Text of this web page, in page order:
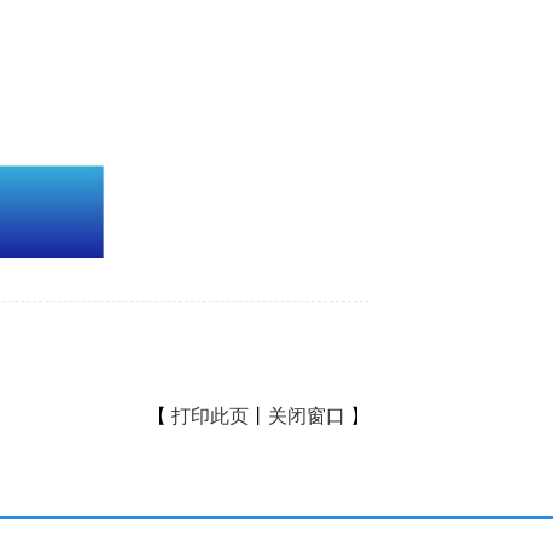
【 打印此页 关闭窗口 】